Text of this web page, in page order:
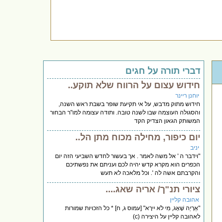
דברי תורה על חגים
חידוש עצום על הרווח שלא תוקע..
יוחנן ריינר
חידוש מתוק מדבש, על אי תקיעת שופר בשבת ראש השנה,
והסגולה העוצמה שבו לשנה טובה. ותודה עצומה למו"ר הבחור
המשותק הגאון הצדיק הקד
יום כיפור, מחילה מכוח מתן הל..
יניב
"וידבר ה ' אל משה לאמר . אך בעשור לחדש השביעי הזה יום
הכפרים הוא מקרא קדש יהיה לכם ועניתם את נפשתיכם
והקרבתם אשה לה '. וכל מלאכה לא תעש
ציורי תנ"ך/ אריה שאג....
אהובה קליין
"אַרְיֵה שָׁאָג, מִי לֹא יִירָא" [עמוס ג, ח] * כל הזכויות שמורות
לאהובה קליין על היצירה (c)